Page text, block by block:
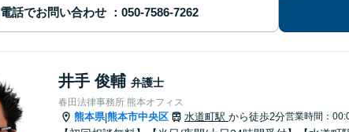
電話でお問い合わせ
井手 俊輔 弁護士
春田法律事務所 熊本オフィス
熊本県|熊本市中央区 水道町駅 から徒歩2分営業時間：